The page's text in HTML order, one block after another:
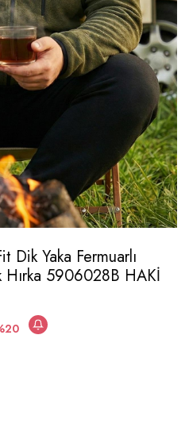
Dik Yaka Fermuarlı
Hırka 5906028B HAKİ
20